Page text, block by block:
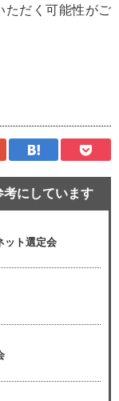
ただく可能性がご
にしています
ット選定会